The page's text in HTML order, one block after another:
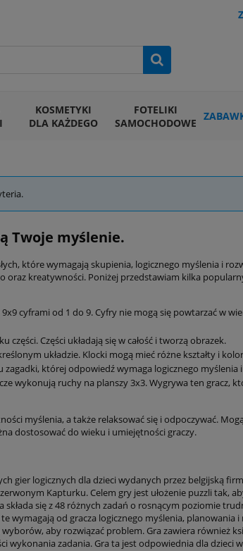
KOSMETYKI
DLA KAŻDEGO
FOTELIKI
SAMOCHODOWE
Twoje myślenie.
które wymagają skupienia, logicznego myślenia i
kreatywności. Poniżej przedstawiam kilka
cyframi od 1 do 9. Cyfry nie mogą się powtarzać w
części. Części układają się w całość i tworzą obrazek.
układzie. Klocki mogą mieć różne kształty i
zagadki, której odpowiedź wymaga logicznego myślenia
wykonują ruchy na planszy 3x3. Wygrywa ten gracz,
myślenia, a także relaksować się i odpoczywać.
dostosować do wieku i umiejętności graczy.
gier logicznych dla dzieci wydanych przez belgijską
Kapturku. Celem gry jest ułożenie puzzli tak,
składa się z 48 różnych zadań o rosnącym poziomie
wymagają od gracza logicznego myślenia, planowania
aby rozwiązać problem. Gra zawiera również
wykonania zadania. Gra ta jest odpowiednia dla dzieci